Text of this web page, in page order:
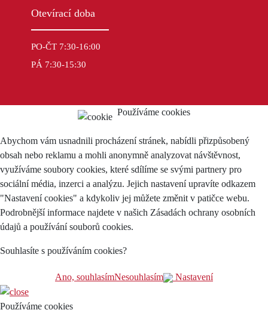
Otevírací doba
PO-ČT 7:30-16:00
PÁ 7:30-15:30
Používáme cookies
Abychom vám usnadnili procházení stránek, nabídli přizpůsobený
obsah nebo reklamu a mohli anonymně analyzovat návštěvnost,
využíváme soubory cookies, které sdílíme se svými partnery pro
sociální média, inzerci a analýzu. Jejich nastavení upravíte odkazem
"Nastavení cookies" a kdykoliv jej můžete změnit v patičce webu.
Podrobnější informace najdete v našich Zásadách ochrany osobních
údajů a používání souborů cookies.
Souhlasíte s používáním cookies?
Ano, souhlasímNesouhlasím Nastavení
Používáme cookies